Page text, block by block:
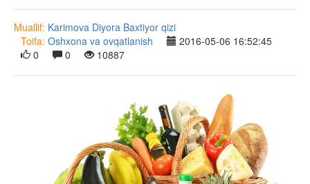
Muallif: Karimova Diyora Baxtiyor qizi
Toifa: Oshxona va ovqatlanish
2016-05-06 16:52:45
0
0 10887